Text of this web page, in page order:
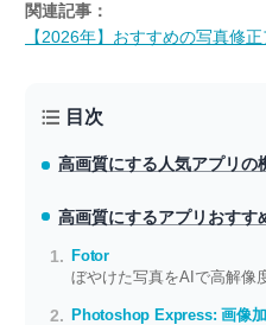
関連記事：
【2026年】おすすめの写真修正
目次
高画質にする人気アプリの
高画質にするアプリ おすす
Fotor
ぼやけた写真をAIで高解像
Photoshop Express: 画像